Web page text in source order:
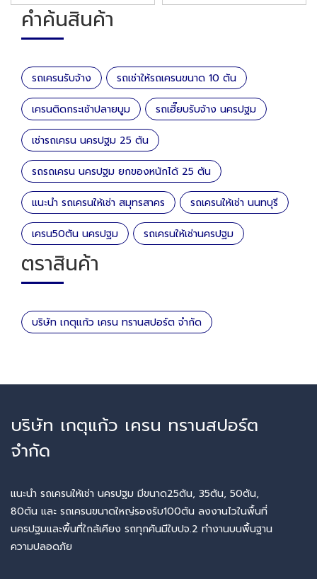
คำค้นสินค้า
รถเครนรับจ้าง รถเช่าให้รถเครนขนาด 10 ตัน
เครนติดกระเช้าปลายบูม รถเฮี๊ยบรับจ้าง นครปฐม
เช่ารถเครน นครปฐม 25 ตัน
รถรถเครน นครปฐม ยกของหนักได้ 25 ตัน
แนะนำ รถเครนให้เช่า สมุทรสาคร รถเครนให้เช่า นนทบุรี
เครน50ตัน นครปฐม รถเครนให้เช่านครปฐม
ตราสินค้า
บริษัท เกตุแก้ว เครน ทรานสปอร์ต จำกัด
บริษัท เกตุแก้ว เครน ทรานสปอร์ต
จำกัด
แนะนำ รถเครนให้เช่า นครปฐม มีขนาด25ตัน, 35ตัน, 50ตัน,
80ตัน และ รถเครนขนาดใหญ่รองรับ100ตัน ลงงานไวในพื้นที่
นครปฐมและพื้นที่ใกล้เคียง รถทุกคันมีใบปจ.2 ทำงานบนพื้นฐาน
ความปลอดภัย